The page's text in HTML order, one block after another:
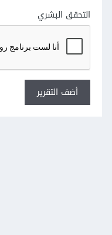
التحقق البشري
أضف التقرير